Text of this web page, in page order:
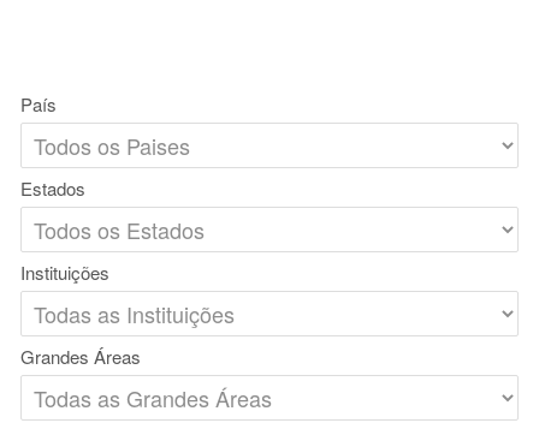
País
Estados
Instituições
Grandes Áreas